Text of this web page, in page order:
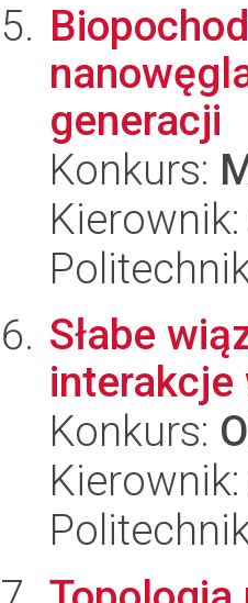
generacji
Konkurs:
Słabe
Konkurs: